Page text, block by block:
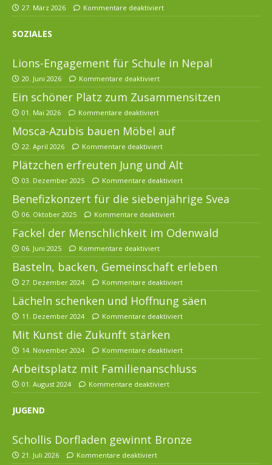
27. März 2026 Kommentare deaktiviert
SOZIALES
Lions-Engagement für Schule in Nepal
20. Juni 2026 Kommentare deaktiviert
Ein schöner Platz zum Zusammensitzen
01. Mai 2026 Kommentare deaktiviert
Mosca-Azubis bauen Möbel auf
22. April 2026 Kommentare deaktiviert
Plätzchen erfreuten Jung und Alt
03. Dezember 2025 Kommentare deaktiviert
Benefizkonzert für die siebenjährige Svea
06. Oktober 2025 Kommentare deaktiviert
Fackel der Menschlichkeit im Odenwald
06. Juni 2025 Kommentare deaktiviert
Basteln, backen, Gemeinschaft erleben
27. Dezember 2024 Kommentare deaktiviert
Lächeln schenken und Hoffnung säen
11. Dezember 2024 Kommentare deaktiviert
Mit Kunst die Zukunft stärken
14. November 2024 Kommentare deaktiviert
Arbeitsplatz mit Familienanschluss
01. August 2024 Kommentare deaktiviert
JUGEND
Schollis Dorfladen gewinnt Bronze
21. Juli 2026 Kommentare deaktiviert